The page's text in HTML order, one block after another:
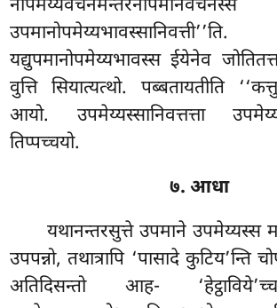
यद्युपमानोपमेय्यभावस्स ईयेनेव
वुत्ति सियात्यत्थो. पब्बतायतीति
आयो. उपमेय्यस्सानिवत्तत्ता
तिप्पच्चयो.
७. आधा
यथानन्तरसुत्ते उपमाने उपमेय्यस्स
उपपन्नो, तथात्रापि ‘पासादे कुटिय’न्ति
अतिदिसन्तो आह-